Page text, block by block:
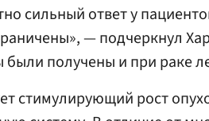
сильный ответ у
— подчеркнул
были получены и при раке
стимулирующий рост